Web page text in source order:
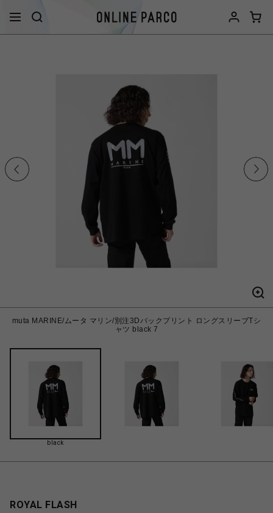
muta MARINE/ムータ マリン/別注3Dバックプリント ロングスリーブTシ
ャツ black 7
black
ROYAL FLASH